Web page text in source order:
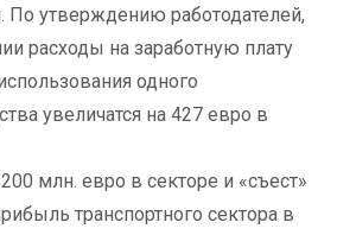
По утверждению работодателей,
расходы на заработную плату
одного
увеличатся на 427 евро в
млн. евро в секторе и «съест»
транспортного сектора в